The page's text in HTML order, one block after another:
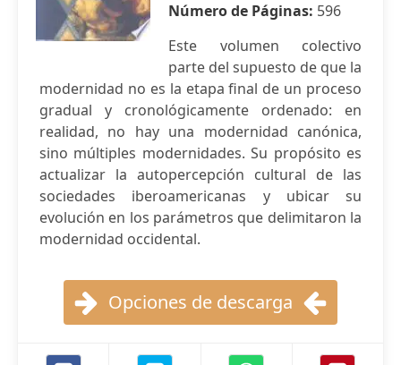
Número de Páginas: 596
Este volumen colectivo
parte del supuesto de que la
modernidad no es la etapa final de un proceso
gradual y cronológicamente ordenado: en
realidad, no hay una modernidad canónica,
sino múltiples modernidades. Su propósito es
actualizar la autopercepción cultural de las
sociedades iberoamericanas y ubicar su
evolución en los parámetros que delimitaron la
modernidad occidental.
Opciones de descarga